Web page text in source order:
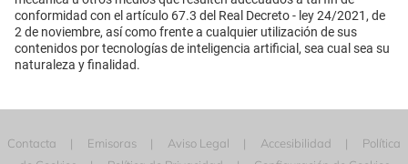
conformidad con el artículo 67.3 del Real Decreto - ley 24/2021, de
2 de noviembre, así como frente a cualquier utilización de sus
contenidos por tecnologías de inteligencia artificial, sea cual sea su
naturaleza y finalidad.
Contacta Emisoras Aviso Legal Accesibilidad
Política